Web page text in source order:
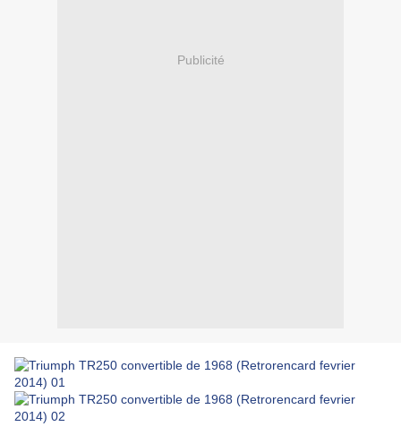
Publicité